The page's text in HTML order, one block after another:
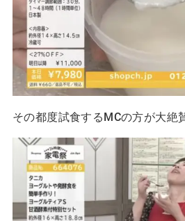
その都度試食するMCの方が大絶